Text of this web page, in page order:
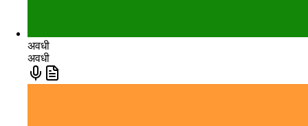
अवधी
अवधी